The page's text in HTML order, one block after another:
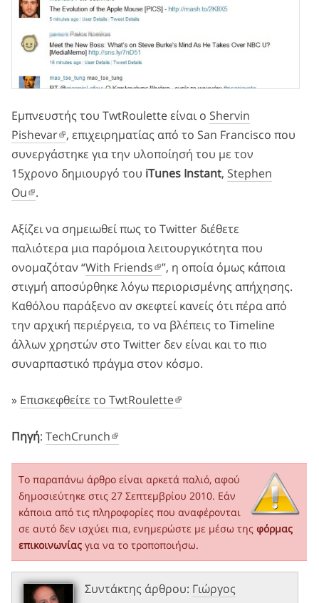
Εμπνευστής του TwtRoulette είναι ο Shervin
Pishevar , επιχειρηματίας από το San Francisco που
συνεργάστηκε για την υλοποίησή του με τον
15χρονο δημιουργό του iTunes Instant, Stephen
Ou
.
Αξίζει να σημειωθεί πως το Twitter διέθετε
παλιότερα μια παρόμοια λειτουργικότητα που
ονομαζόταν “With Friends ”, η οποία όμως κάποια
στιγμή αποσύρθηκε λόγω περιορισμένης απήχησης.
Καθόλου παράξενο αν σκεφτεί κανείς ότι πέρα από
την αρχική περιέργεια, το να βλέπεις το Timeline
άλλων χρηστών στο Twitter δεν είναι και το πιο
συναρπαστικό πράγμα στον κόσμο.
» Επισκεφθείτε το TwtRoulette
Πηγή: TechCrunch
Το παραπάνω άρθρο είναι αρκετά παλιό, αφού
δημοσιεύτηκε στις 27 Σεπτεμβρίου 2010. Εάν
κάποια από τις πληροφορίες που αναφέρονται
σε αυτό δεν ισχύει πια, ενημερώστε με μέσω της φόρμας
επικοινωνίας για να το τροποποιήσω.
Συντάκτης άρθρου: Γιώργος